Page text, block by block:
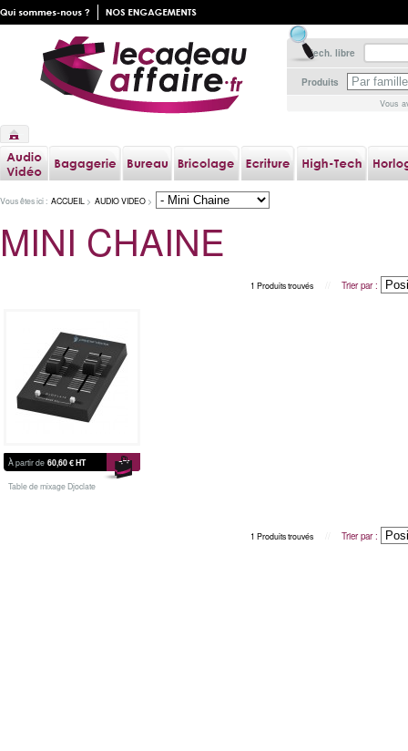
Rech. libre
Produits
Vous
Vous êtes ici : ACCUEIL > AUDIO VIDEO >
MINI CHAINE
1 Produits trouvés Trier par :
À partir de 60,60 €HT
Table de mixage Djoclate
1 Produits trouvés Trier par :